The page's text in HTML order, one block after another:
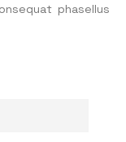
phasellus